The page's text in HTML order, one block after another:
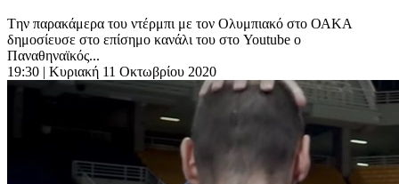
Tην παρακάμερα του ντέρμπι με τον Ολυμπιακό στο ΟΑΚΑ
δημοσίευσε στο επίσημο κανάλι του στο Youtube o
Παναθηναϊκός...
19:30 | Κυριακή 11 Οκτωβρίου 2020